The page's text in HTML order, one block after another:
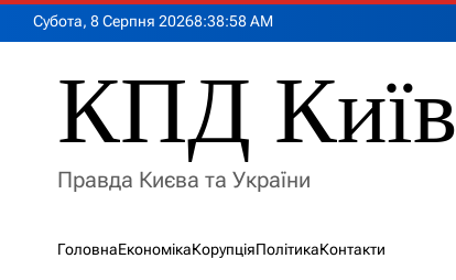
Субота, 8 Серпня 20268:38:59AM
КПД Київ
Правда Києва та України
ГоловнаЕкономікаКорупціяПолітикаКонтакти